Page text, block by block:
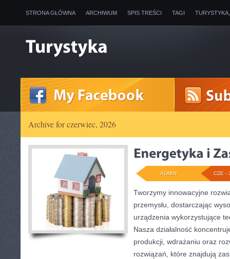
STRONA GŁÓWNA ARCHIWUM SPIS TREŚCI TAGI
Archive for czerwiec, 2026
CZE -
ADMIN
Tworzymy innowacyjne
przemysłu, dostarczając
urządzenia wykorzystujące
Nasza działalność
produkcji, wdrażaniu oraz
rozwiązań, które znajdują